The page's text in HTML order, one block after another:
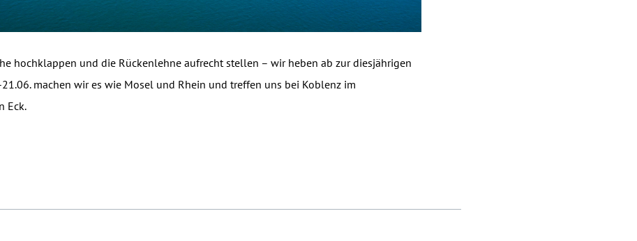
hochklappen und die Rückenlehne aufrecht stellen – wir heben ab zur diesjährigen
machen wir es wie Mosel und Rhein und treffen uns bei Koblenz im
Eck.